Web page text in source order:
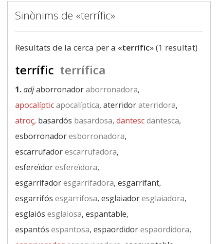
Sinònims de «terrífic»
Resultats de la cerca per a «terrífic» (1 resultat)
terrífic terrífica
1.adjaborronadoraborronadora,
apocalípticapocalíptica, aterridoraterridora,
atroç, basardós basardosa, dantescdantesca,
esborronadoresborronadora,
escarrufadorescarrufadora,
esfereïdoresfereïdora,
esgarrifadoresgarrifadora, esgarrifant,
esgarrifós esgarrifosa, esglaiadoresglaiadora,
esglaiós esglaiosa, espantable,
espantós espantosa, espaordidorespaordidora,